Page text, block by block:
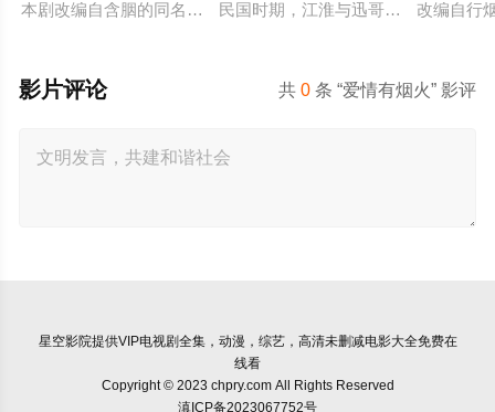
本剧改编自含胭的同名小说，讲述了邻家女孩庞倩（苏晓彤 饰
民国时期，江淮与迅哥组成说书班子
改编自行
共0 条 “爱情有烟火” 影评
影片评论
星空影院提供VIP电视剧全集，动漫，综艺，高清未删减电影大全免费在
线看
Copyright © 2023 chpry.com All Rights Reserved
滇ICP备2023067752号